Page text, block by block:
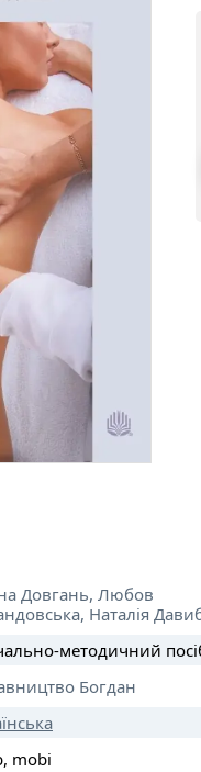
Довгань, Любов
Наталія
методичний
Богдан
mobi